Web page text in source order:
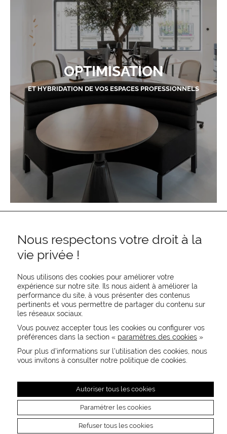
OPTIMISATION
ET HYBRIDATION DE VOS ESPACES PROFESSIONNELS
REJOIGNEZ-NOUS
CONTACTEZ-NOUS
NEWSLETTER
Recevez les actualités MOORE en exclusivité
Crédits photos CGUParamètres des cookies
Nous respectons votre droit à la
vie privée !
Nous utilisons des cookies pour améliorer votre
expérience sur notre site. Ils nous aident à améliorer la
performance du site, à vous présenter des contenus
pertinents et vous permettre de partager du contenu sur
les réseaux sociaux.
Vous pouvez accepter tous les cookies ou configurer vos
préférences dans la section « paramètres des cookies »
Pour plus d’informations sur l’utilisation des cookies, nous
vous invitons à consulter notre politique de cookies.
Autoriser tous les cookies
Refuser tous les cookies
Paramétrer les cookies